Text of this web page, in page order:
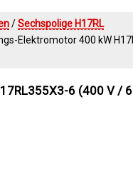
/Sechspolige H17RL
Elektromotor 400 kW
6 (400 V /